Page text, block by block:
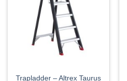
Trapladder – Altrex Taurus